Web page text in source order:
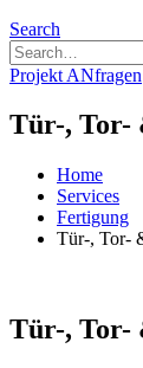
Search
Projekt ANfragen
Tür-, Tor-
Home
Services
Fertigung
Tür-, Tor-
Tür-, Tor-